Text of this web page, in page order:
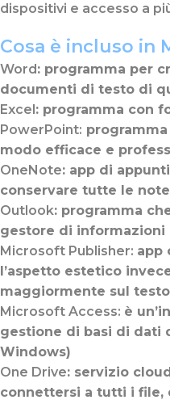
dispositivi e accesso a
Cosa è incluso in
Word : programma per
documenti di testo di
Excel : programma con
PowerPoint:
modo efficace e
OneNote: app di
conservare tutte le
Outlook: programma
gestore di informazioni
Microsoft Publisher: app
l’aspetto estetico
maggiormente sul
Microsoft Access: è
gestione di basi di dati
Windows)
One Drive: servizio
connettersi a tutti i file,